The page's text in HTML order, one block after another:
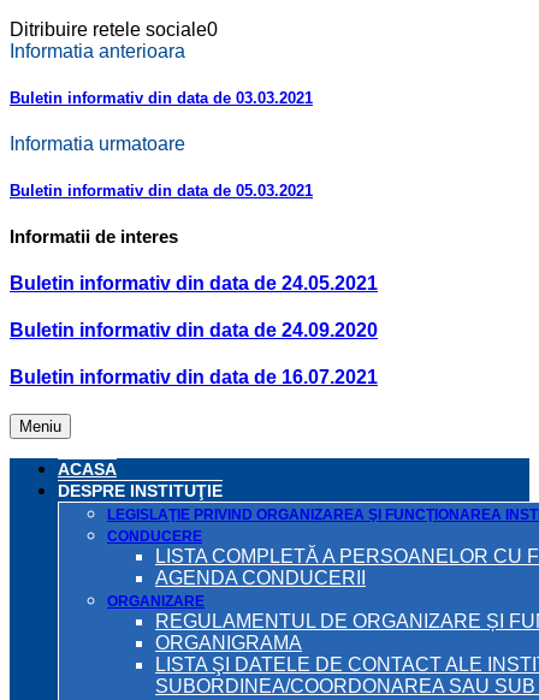
Ditribuire retele sociale0
Informatia anterioara
Buletin informativ din data de 03.03.2021
Informatia urmatoare
Buletin informativ din data de 05.03.2021
Informatii de interes
Buletin informativ din data de 24.05.2021
Buletin informativ din data de 24.09.2020
Buletin informativ din data de 16.07.2021
Meniu
ACASA
DESPRE INSTITUŢIE
LEGISLAŢIE PRIVIND ORGANIZAREA ŞI FUNCŢIONAREA
CONDUCERE
LISTA COMPLETĂ A PERSOANELOR CU
AGENDA CONDUCERII
ORGANIZARE
REGULAMENTUL DE ORGANIZARE ȘI
ORGANIGRAMA
LISTA ŞI DATELE DE CONTACT ALE
SUBORDINEA/COORDONAREA SAU